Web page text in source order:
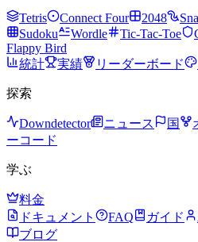
Tetris Connect Four 2048
Sudoku
Wordle Tic-Tac-Toe
Flappy Bird
統計
実績 リーダーボード
探索
Downdetector ニュース 国
ーコード
学ぶ
料金
ドキュメント
FAQ ガイド
ブログ